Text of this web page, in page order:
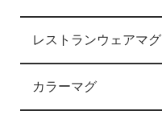
レストランウェアマグ
カラーマグ